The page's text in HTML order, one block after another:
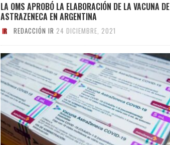
LA OMS APROBÓ LA ELABORACIÓN DE LA VACUNA DE
ASTRAZENECA EN ARGENTINA
REDACCIÓN IR 24 DICIEMBRE, 2021